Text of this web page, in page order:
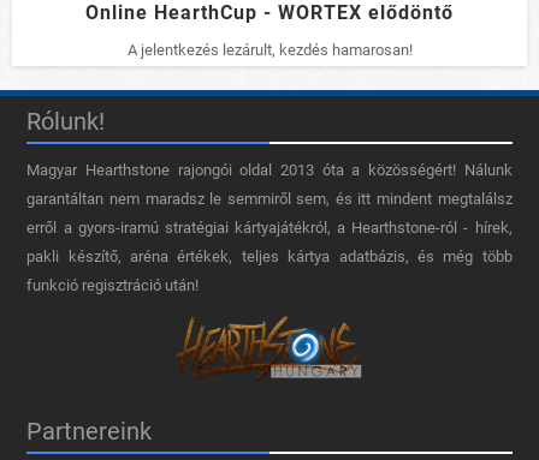
Online HearthCup - WORTEX elődöntő
A jelentkezés lezárult, kezdés hamarosan!
Rólunk!
Magyar Hearthstone​ rajongói oldal 2013 óta a közösségért! Nálunk
garantáltan nem maradsz le semmiről sem, és itt mindent megtalálsz
erről a gyors-iramú stratégiai kártyajátékról, a Hearthstone-ról - hírek,
pakli készítő, aréna értékek, teljes kártya adatbázis, és még több
funkció regisztráció után!
Partnereink